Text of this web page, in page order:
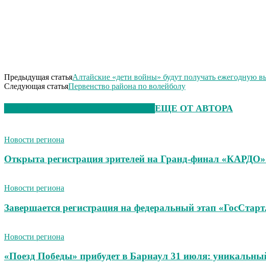
Предыдущая статьяАлтайские «дети войны» будут получать ежегодную
Следующая статьяПервенство района по волейболу
ЕЩЕ ОТ АВТОРА
Новости региона
Открыта регистрация зрителей на Гранд-финал «КАРДО»
Новости региона
Завершается регистрация на федеральный этап
Новости региона
«Поезд Победы» прибудет в Барнаул 31 июля: